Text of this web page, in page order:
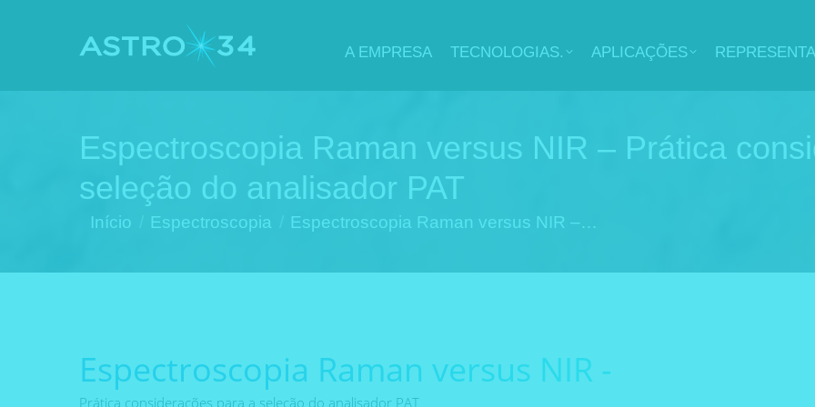
A EMPRESA TECNOLOGIAS. APLICAÇÕES
Espectroscopia Raman versus NIR – Prática
seleção do analisador PAT
Você está aqui:
Início Espectroscopia Espectroscopia Raman versus NIR –…
Espectroscopia Raman versus NIR -
Prática considerações para a seleção do analisador PAT